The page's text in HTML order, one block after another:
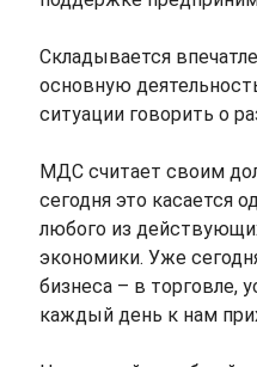
Складывается
основную
ситуации говорить о
МДС считает своим
сегодня это касается
любого из
экономики. Уже
бизнеса – в торговле,
каждый день к нам